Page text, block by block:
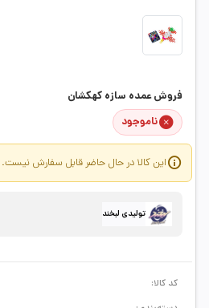
فروش عمده سازه کهکشان
ناموجود
این کالا در حال حاضر قابل سفارش نیست.
تولیدی لبخند
کد کالا: